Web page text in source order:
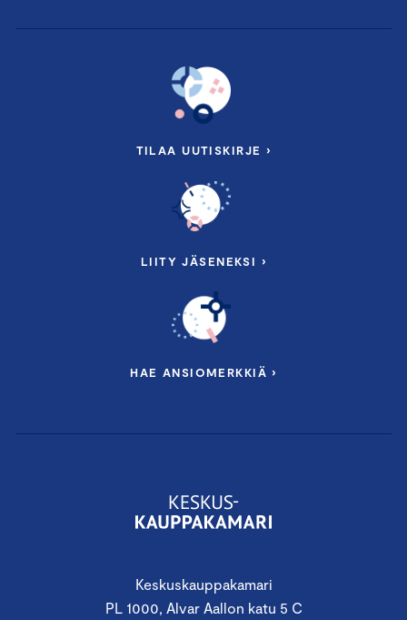
Keskuskauppakamari
PL 1000, Alvar Aallon katu 5 C
TILAA UUTISKIRJE ›
LIITY JÄSENEKSI ›
HAE ANSIOMERKKIÄ ›